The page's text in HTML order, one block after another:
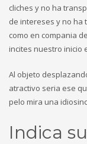
cliches y no ha
de intereses y no
como en compania
incites nuestro inicio
Al objeto
atractivo seri­a ese
pelo mira una
Indica